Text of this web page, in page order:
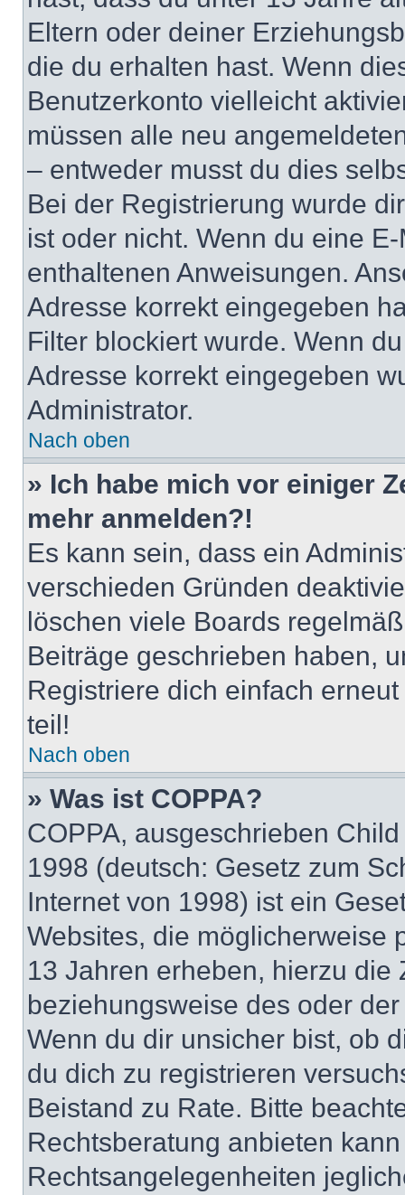
Eltern oder deiner
die du erhalten hast. Wenn
Benutzerkonto vielleicht
müssen alle neu
– entweder musst du dies
Bei der Registrierung wurde
ist oder nicht. Wenn du eine
enthaltenen Anweisungen.
Adresse korrekt eingegeben
Filter blockiert wurde. Wenn
Adresse korrekt eingegeben
Administrator.
Nach oben
» Ich habe mich vor einiger
mehr anmelden?!
Es kann sein, dass ein
verschieden Gründen
löschen viele Boards
Beiträge geschrieben haben,
Registriere dich einfach
teil!
Nach oben
» Was ist COPPA?
COPPA, ausgeschrieben
1998 (deutsch: Gesetz zum
Internet von 1998) ist ein
Websites, die möglicherweise
13 Jahren erheben, hierzu die
beziehungsweise des oder
Wenn du dir unsicher bist, ob
du dich zu registrieren
Beistand zu Rate. Bitte
Rechtsberatung anbieten
Rechtsangelegenheiten